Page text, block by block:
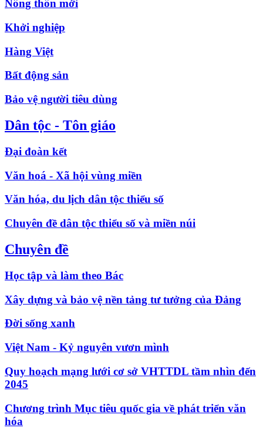
Nông thôn mới
Khởi nghiệp
Hàng Việt
Bất động sản
Bảo vệ người tiêu dùng
Dân tộc - Tôn giáo
Đại đoàn kết
Văn hoá - Xã hội vùng miền
Văn hóa, du lịch dân tộc thiểu số
Chuyên đề dân tộc thiểu số và miền núi
Chuyên đề
Học tập và làm theo Bác
Xây dựng và bảo vệ nền tảng tư tưởng của Đảng
Đời sống xanh
Việt Nam - Kỷ nguyên vươn mình
Quy hoạch mạng lưới cơ sở VHTTDL tầm nhìn đến
2045
Chương trình Mục tiêu quốc gia về phát triển văn
hóa